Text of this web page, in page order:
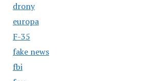
drony
europa
F-35
fake news
fbi